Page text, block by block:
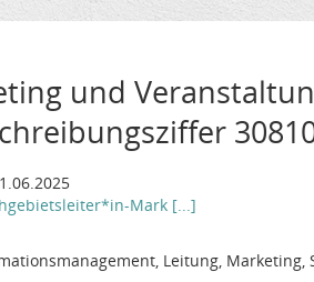
und
Mark [...]
Leitung,